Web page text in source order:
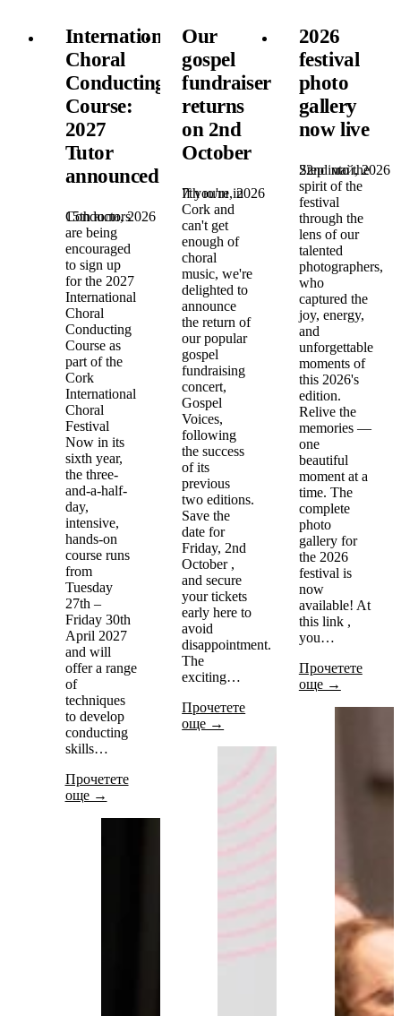
International
Choral
Conducting
Course:
2027
Tutor
announced!
15th юли, 2026
Conductors
are being
encouraged
to sign up
for the 2027
International
Choral
Conducting
Course as
part of the
Cork
International
Choral
Festival
Now in its
sixth year,
the three-
and-a-half-
day,
intensive,
hands-on
course runs
from
Tuesday
27th –
Friday 30th
April 2027
and will
offer a range
of
techniques
to develop
conducting
skills…
Прочетете
още →
Our
gospel
fundraiser
returns
on 2nd
October
7th юли, 2026
If you're in
Cork and
can't get
enough of
choral
music, we're
delighted to
announce
the return of
our popular
gospel
fundraising
concert,
Gospel
Voices,
following
the success
of its
previous
two editions.
Save the
date for
Friday, 2nd
October ,
and secure
your tickets
early here to
avoid
disappointment.
The
exciting…
Прочетете
още →
2026
festival
photo
gallery
now live
22nd май, 2026
Step into the
spirit of the
festival
through the
lens of our
talented
photographers,
who
captured the
joy, energy,
and
unforgettable
moments of
this 2026's
edition.
Relive the
memories —
one
beautiful
moment at a
time. The
complete
photo
gallery for
the 2026
festival is
now
available! At
this link ,
you…
Прочетете
още →